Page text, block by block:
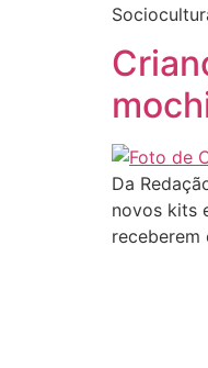
Da
novos kits